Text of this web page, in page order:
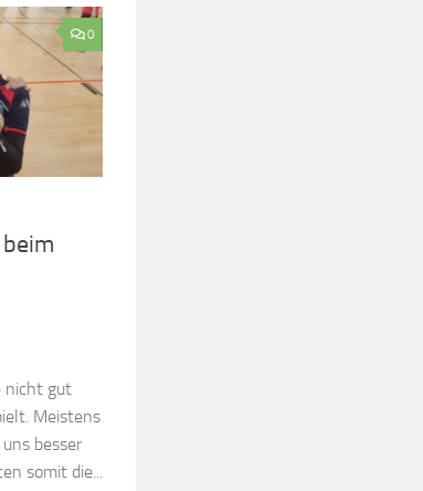
0
nicht gut
Meistens
besser
somit die...